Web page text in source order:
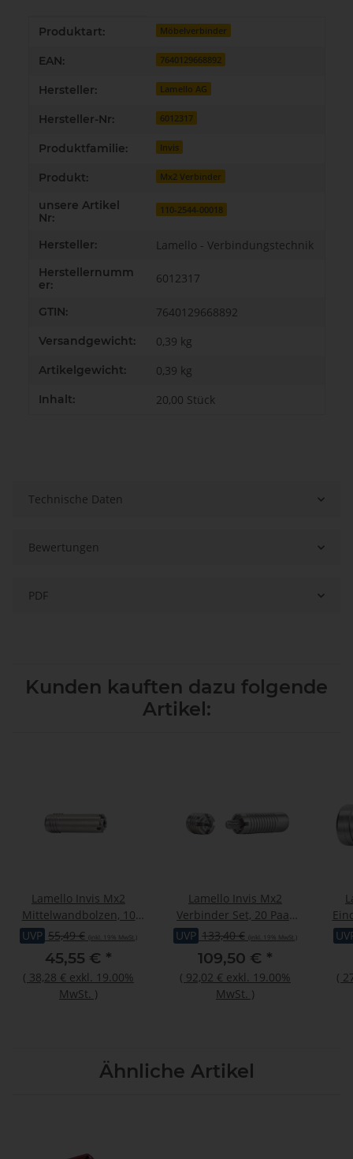
Produkteigenschaft
Wert
Produktart: Möbelverbinder
EAN: 7640129668892
Hersteller: Lamello AG
Hersteller-Nr: 6012317
Produktfamilie: Invis
Produkt: Mx2 Verbinder
unsere Artikel
Nr:
110-2544-00018
Hersteller: Lamello - Verbindungstechnik
Herstellernumm
er:
6012317
GTIN: 7640129668892
Versandgewicht: 0,39 kg
Artikelgewicht: 0,39 kg
Inhalt: 20,00 Stück
Technische Daten
Bewertungen
PDF
Kunden kauften dazu folgende
Artikel:
Lamello Invis Mx2
Mittelwandbolzen, 10
Stück
UVP 55,49 € (inkl. 19% MwSt.)
45,55 € *
( 38,28 € exkl. 19.00%
MwSt. )
Lamello Invis Mx2
Verbinder Set, 20 Paar
inkl. Eindrehmutter 14
UVP 133,40 € (inkl. 19% MwSt.)
109,50 € *
( 92,02 € exkl. 19.00%
MwSt. )
(
Ähnliche Artikel